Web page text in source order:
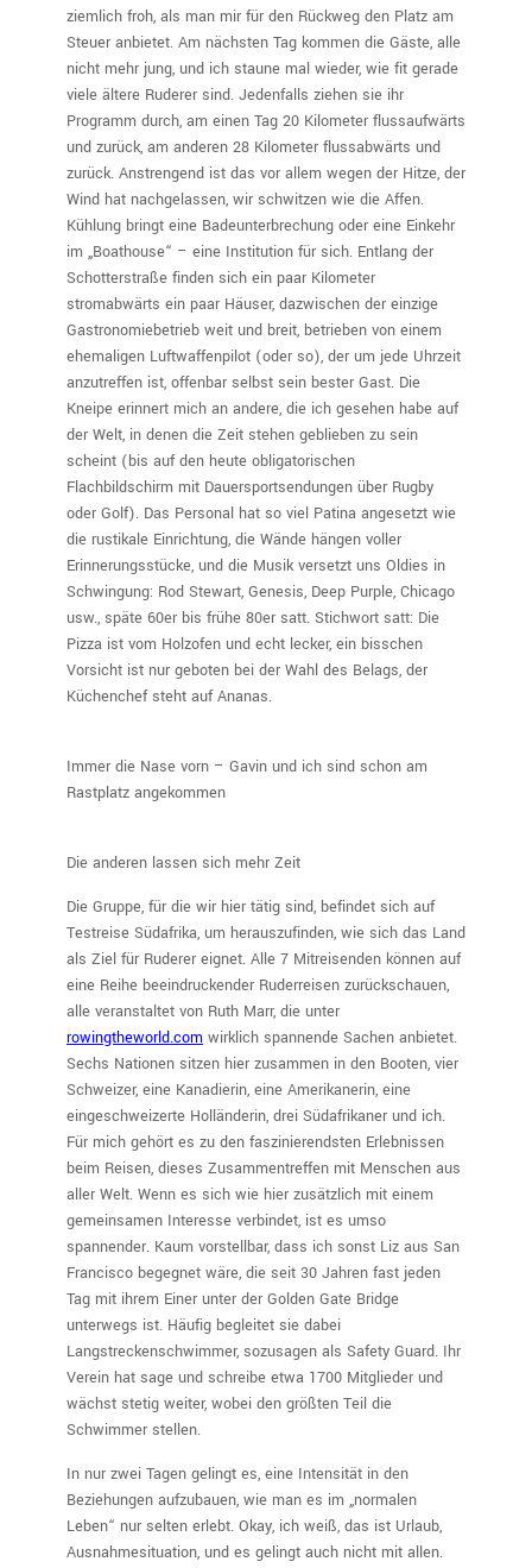
ziemlich froh, als man mir für den Rückweg den Platz am
Steuer anbietet. Am nächsten Tag kommen die Gäste, alle
nicht mehr jung, und ich staune mal wieder, wie fit gerade
viele ältere Ruderer sind. Jedenfalls ziehen sie ihr
Programm durch, am einen Tag 20 Kilometer flussaufwärts
und zurück, am anderen 28 Kilometer flussabwärts und
zurück. Anstrengend ist das vor allem wegen der Hitze, der
Wind hat nachgelassen, wir schwitzen wie die Affen.
Kühlung bringt eine Badeunterbrechung oder eine Einkehr
im „Boathouse“ – eine Institution für sich. Entlang der
Schotterstraße finden sich ein paar Kilometer
stromabwärts ein paar Häuser, dazwischen der einzige
Gastronomiebetrieb weit und breit, betrieben von einem
ehemaligen Luftwaffenpilot (oder so), der um jede Uhrzeit
anzutreffen ist, offenbar selbst sein bester Gast. Die
Kneipe erinnert mich an andere, die ich gesehen habe auf
der Welt, in denen die Zeit stehen geblieben zu sein
scheint (bis auf den heute obligatorischen
Flachbildschirm mit Dauersportsendungen über Rugby
oder Golf). Das Personal hat so viel Patina angesetzt wie
die rustikale Einrichtung, die Wände hängen voller
Erinnerungsstücke, und die Musik versetzt uns Oldies in
Schwingung: Rod Stewart, Genesis, Deep Purple, Chicago
usw., späte 60er bis frühe 80er satt. Stichwort satt: Die
Pizza ist vom Holzofen und echt lecker, ein bisschen
Vorsicht ist nur geboten bei der Wahl des Belags, der
Küchenchef steht auf Ananas.
Immer die Nase vorn – Gavin und ich sind schon am
Rastplatz angekommen
Die anderen lassen sich mehr Zeit
Die Gruppe, für die wir hier tätig sind, befindet sich auf
Testreise Südafrika, um herauszufinden, wie sich das Land
als Ziel für Ruderer eignet. Alle 7 Mitreisenden können auf
eine Reihe beeindruckender Ruderreisen zurückschauen,
alle veranstaltet von Ruth Marr, die unter
rowingtheworld.com wirklich spannende Sachen anbietet.
Sechs Nationen sitzen hier zusammen in den Booten, vier
Schweizer, eine Kanadierin, eine Amerikanerin, eine
eingeschweizerte Holländerin, drei Südafrikaner und ich.
Für mich gehört es zu den faszinierendsten Erlebnissen
beim Reisen, dieses Zusammentreffen mit Menschen aus
aller Welt. Wenn es sich wie hier zusätzlich mit einem
gemeinsamen Interesse verbindet, ist es umso
spannender. Kaum vorstellbar, dass ich sonst Liz aus San
Francisco begegnet wäre, die seit 30 Jahren fast jeden
Tag mit ihrem Einer unter der Golden Gate Bridge
unterwegs ist. Häufig begleitet sie dabei
Langstreckenschwimmer, sozusagen als Safety Guard. Ihr
Verein hat sage und schreibe etwa 1700 Mitglieder und
wächst stetig weiter, wobei den größten Teil die
Schwimmer stellen.
In nur zwei Tagen gelingt es, eine Intensität in den
Beziehungen aufzubauen, wie man es im „normalen
Leben“ nur selten erlebt. Okay, ich weiß, das ist Urlaub,
Ausnahmesituation, und es gelingt auch nicht mit allen.